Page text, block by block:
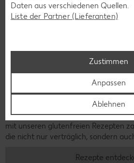
Glutenfreie Rezepte
Wer auf Gluten verzichtet, muss
Vielfalt und Geschmack verzichten.
mit unseren glutenfreien Rezepten
die nicht nur verträglich, sondern
Rezepte
Daten aus verschiedenen Quellen.
Liste der Partner (Lieferanten)
Zustimmen
Anpassen
Ablehnen